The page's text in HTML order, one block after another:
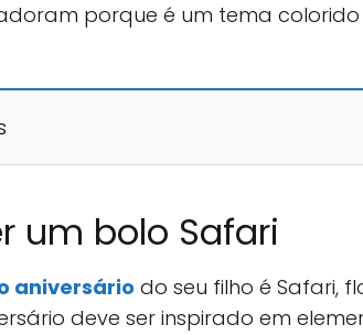
porque é um tema
um bolo Safari
aniversário do seu filho é Safari,
deve ser inspirado em